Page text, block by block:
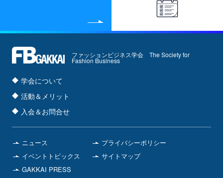
ファッションビジネス学会 The Society for
Fashion Business
学会について
活動＆メリット
入会＆お問合せ
ニュース
イベントトピックス
GAKKAI PRESS
プライバシーポリシー
サイトマップ